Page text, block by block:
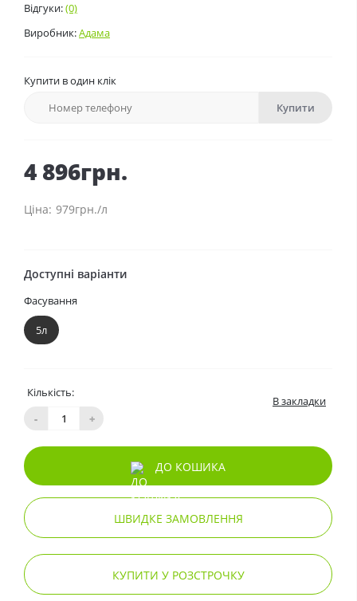
Відгуки:(0)
Виробник:Адама
Купити в один клік
Купити
4 896грн.
979грн./л
Доступні варіанти
Фасування
5л
Кількість:
-
+
В закладки
ДО КОШИКА
ШВИДКЕ ЗАМОВЛЕННЯ
КУПИТИ У РОЗСТРОЧКУ